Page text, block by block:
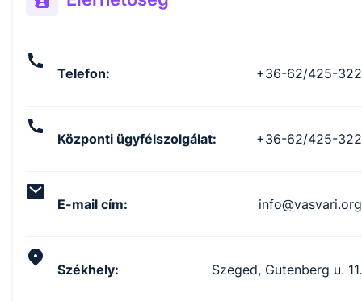
Telefon: +36-62/425-322
Központi ügyfélszolgálat: +36-62/425-322
E-mail cím: info@vasvari.org
Székhely: Szeged, Gutenberg u. 11.